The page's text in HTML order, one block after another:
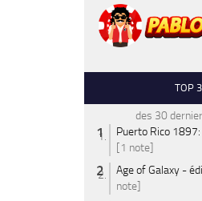
TOP 3
des 30
Puerto Rico
[1 note]
Age of Galaxy -
note]